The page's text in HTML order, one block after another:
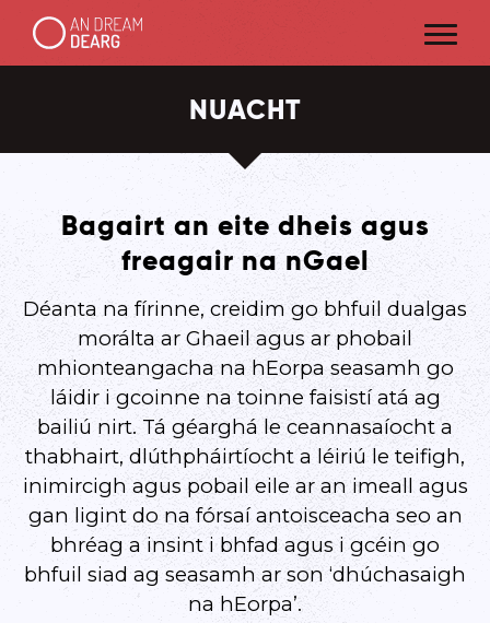
NUACHT
Bagairt an eite dheis agus
freagair na nGael
Déanta na fírinne, creidim go bhfuil dualgas
morálta ar Ghaeil agus ar phobail
mhionteangacha na hEorpa seasamh go
láidir i gcoinne na toinne faisistí atá ag
bailiú nirt. Tá géarghá le ceannasaíocht a
thabhairt, dlúthpháirtíocht a léiriú le teifigh,
inimircigh agus pobail eile ar an imeall agus
gan ligint do na fórsaí antoisceacha seo an
bhréag a insint i bhfad agus i gcéin go
bhfuil siad ag seasamh ar son ‘dhúchasaigh
na hEorpa’.